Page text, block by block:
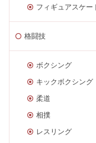
フィギュアスケー
格闘技
ボクシング
キックボクシング
柔道
相撲
レスリング